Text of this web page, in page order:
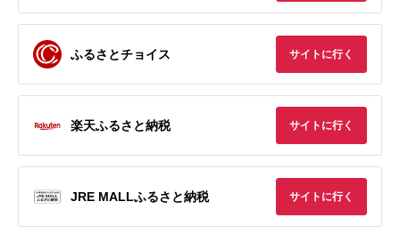
ふるさとチョイス サイトに行く
楽天ふるさと納税 サイトに行く
JRE MALLふるさと納税 サイトに行く